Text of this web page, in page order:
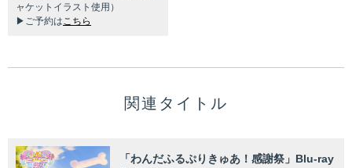
ャケットイラスト使⽤）
▶ご予約はこちら
関連タイトル
「わんだふるぷりきゅあ！感謝祭」Blu-ray